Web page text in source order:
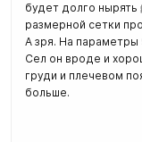
будет долго нырять
размерной сетки
А зря. На параметры
Сел он вроде и
груди и плечевом
больше.